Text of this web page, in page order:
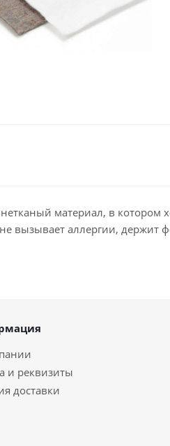
материал, в котором
вызывает аллергии,
и реквизиты
доставки